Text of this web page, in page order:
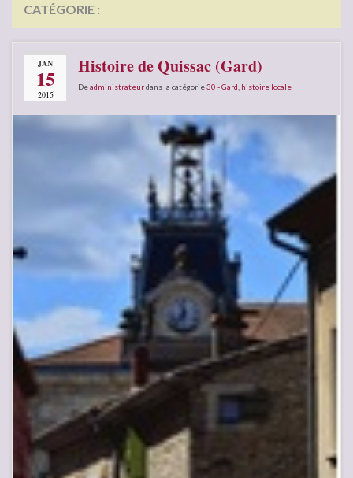
CATÉGORIE :
JAN
15
2015
Histoire de Quissac (Gard)
Deadministrateurdans la catégorie30 - Gard histoire locale